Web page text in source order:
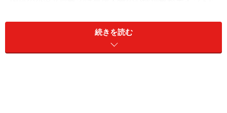
ない態度を取る少年の心」を説明することが求められて
います。男子よりも恋愛に関心を持ち始めるのが早い傾
続きを読む